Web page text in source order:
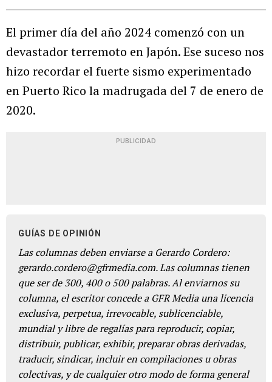
El primer día del año 2024 comenzó con un
devastador terremoto en Japón. Ese suceso nos
hizo recordar el fuerte sismo experimentado
en Puerto Rico la madrugada del 7 de enero de
2020.
PUBLICIDAD
GUÍAS DE OPINIÓN
Las columnas deben enviarse a Gerardo Cordero:
gerardo.cordero@gfrmedia.com. Las columnas tienen
que ser de 300, 400 o 500 palabras. Al enviarnos su
columna, el escritor concede a GFR Media una licencia
exclusiva, perpetua, irrevocable, sublicenciable,
mundial y libre de regalías para reproducir, copiar,
distribuir, publicar, exhibir, preparar obras derivadas,
traducir, sindicar, incluir en compilaciones u obras
colectivas, y de cualquier otro modo de forma general